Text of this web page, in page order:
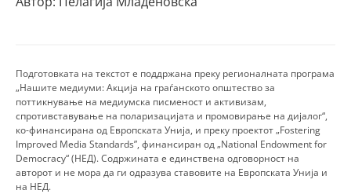
Подготовката на текстот е поддржана преку регионалната програма
„Нашите медиуми: Акција на граѓанското општество за
поттикнување на медиумска писменост и активизам,
спротивставување на поларизацијата и промовирање на дијалог“,
ко-финансирана од Европската Унија, и преку проектот „Fostering
Improved Media Standards”, финансиран од „National Endowment for
Democracy“ (НЕД). Содржината е единствена одговорност на
авторот и не мора да ги одразува ставовите на Европската Унија и
на НЕД.